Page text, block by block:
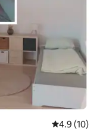
Calificación
4.9 (10)